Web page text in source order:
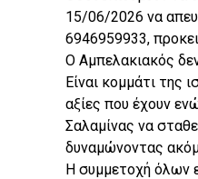
15/06/2026 να
6946959933,
Ο Αμπελακιακός
Είναι κομμάτι της
αξίες που έχουν
Σαλαμίνας να
δυναμώνοντας
Η συμμετοχή όλων